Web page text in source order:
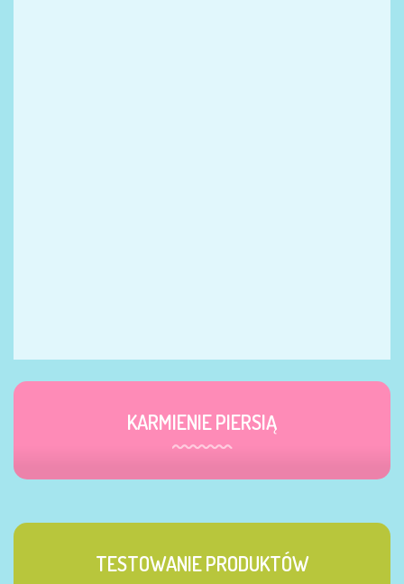
KARMIENIE PIERSIĄ
TESTOWANIE PRODUKTÓW